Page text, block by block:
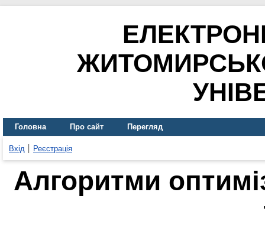
Головна Про сайт Перегляд
Вхід Реєстрація
Алгоритми